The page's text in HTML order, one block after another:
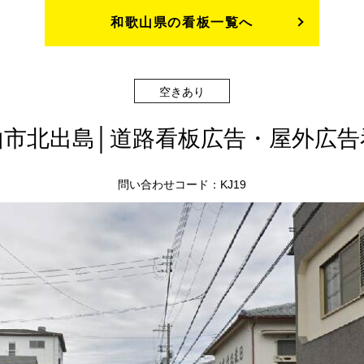
和歌山県の看板一覧へ
空きあり
市北出島│道路看板広告・屋外広
問い合わせコード：KJ19